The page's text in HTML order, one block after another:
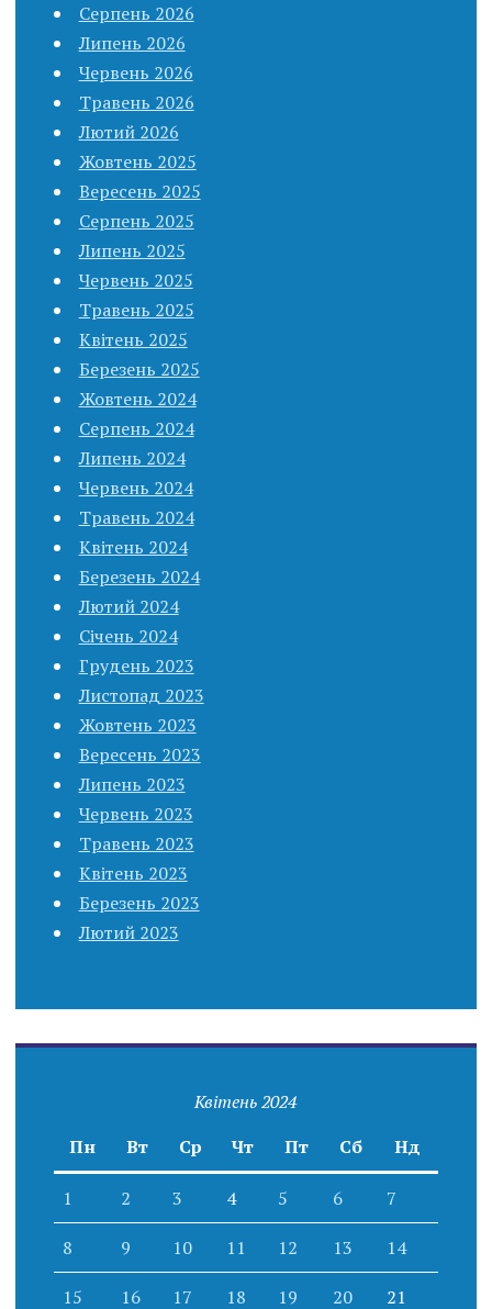
Серпень 2026
Липень 2026
Червень 2026
Травень 2026
Лютий 2026
Жовтень 2025
Вересень 2025
Серпень 2025
Липень 2025
Червень 2025
Травень 2025
Квітень 2025
Березень 2025
Жовтень 2024
Серпень 2024
Липень 2024
Червень 2024
Травень 2024
Квітень 2024
Березень 2024
Лютий 2024
Січень 2024
Грудень 2023
Листопад 2023
Жовтень 2023
Вересень 2023
Липень 2023
Червень 2023
Травень 2023
Квітень 2023
Березень 2023
Лютий 2023
Квітень 2024
Пн
Вт Ср Чт Пт Сб Нд
1 2 3 4 5 6 7
8 9 10 11 12 13 14
15 16 17 18 19 20 21